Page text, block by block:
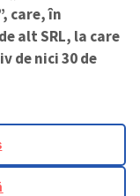
care, în
alt SRL, la care
de nici 30 de